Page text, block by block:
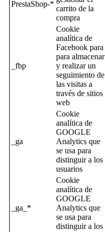
PrestaShop-*
carrito de la
compra
_fbp
Cookie
analítica de
Facebook para
para almacenar
y realizar un
seguimiento de
las visitas a
través de sitios
web
_ga
Cookie
analítica de
GOOGLE
Analytics que
se usa para
distinguir a los
usuarios
_ga_*
Cookie
analítica de
GOOGLE
Analytics que
se usa para
distinguir a los